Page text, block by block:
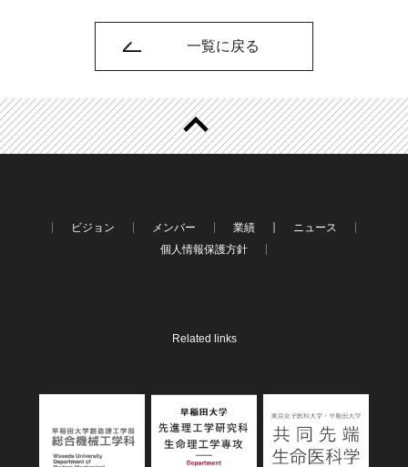
一覧に戻る
ビジョン メンバー 業績
ニュース
個人情報保護方針
Related links